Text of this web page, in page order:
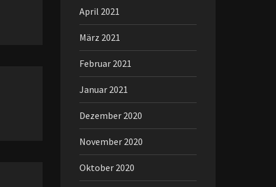
April 2021
März 2021
Februar 2021
Januar 2021
Dezember 2020
November 2020
Oktober 2020